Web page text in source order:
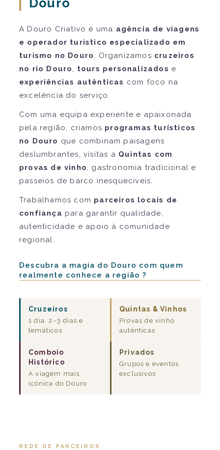
A Douro Criativo é uma agência de viagens
e operador turístico especializado em
turismo no Douro. Organizamos cruzeiros
no rio Douro, tours personalizados e
experiências autênticas com foco na
excelência do serviço.
Com uma equipa experiente e apaixonada
pela região, criamos programas turísticos
no Douro que combinam paisagens
deslumbrantes, visitas a Quintas com
provas de vinho, gastronomia tradicional e
passeios de barco inesquecíveis.
Trabalhamos com parceiros locais de
confiança para garantir qualidade,
autenticidade e apoio à comunidade
regional.
Descubra a magia do Douro com quem
realmente conhece a região ?
Cruzeiros
1 dia, 2–3 dias e
temáticos
Quintas & Vinhos
Provas de vinho
autênticas
Comboio
Histórico
A viagem mais
icónica do Douro
Privados
Grupos e eventos
exclusivos
REDE DE PARCEIROS